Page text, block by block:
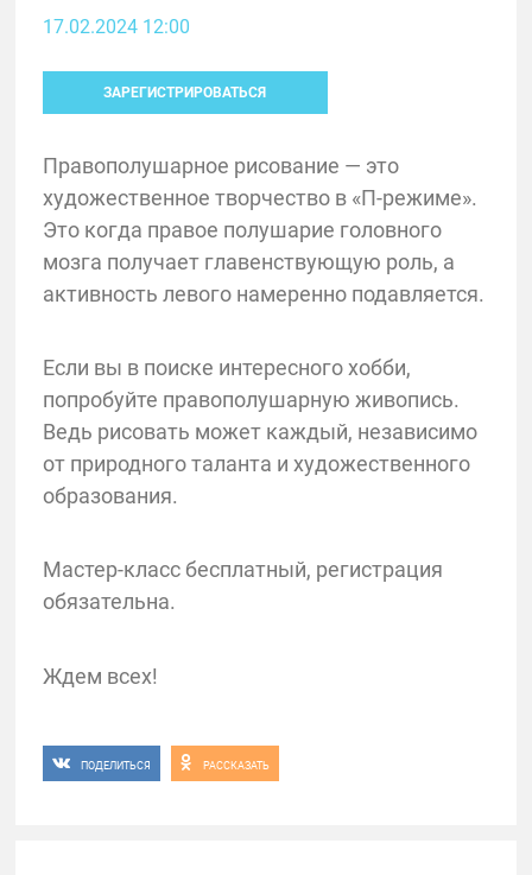
17.02.2024 12:00
ЗАРЕГИСТРИРОВАТЬСЯ
Правополушарное рисование — это
художественное творчество в «П-режиме».
Это когда правое полушарие головного
мозга получает главенствующую роль, а
активность левого намеренно подавляется.
Если вы в поиске интересного хобби,
попробуйте правополушарную живопись.
Ведь рисовать может каждый, независимо
от природного таланта и художественного
образования.
Мастер-класс бесплатный, регистрация
обязательна.
Ждем всех!
ПОДЕЛИТЬСЯ РАССКАЗАТЬ